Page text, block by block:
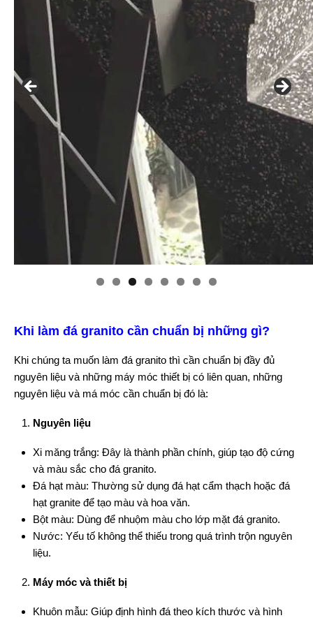
Khi làm đá granito cần chuẩn bị những gì?
Khi chúng ta muốn làm đá granito thì cần chuẩn bị đầy đủ
nguyên liệu và những máy móc thiết bị có liên quan, những
nguyên liệu và má móc cần chuẩn bị đó là:
Nguyên liệu
Xi măng trắng: Đây là thành phần chính, giúp tạo độ cứng
và màu sắc cho đá granito.
Đá hạt màu: Thường sử dụng đá hạt cẩm thạch hoặc đá
hạt granite để tạo màu và hoa văn.
Bột màu: Dùng để nhuộm màu cho lớp mặt đá granito.
Nước: Yếu tố không thể thiếu trong quá trình trộn nguyên
liệu.
Máy móc và thiết bị
Khuôn mẫu: Giúp định hình đá theo kích thước và hình